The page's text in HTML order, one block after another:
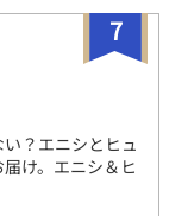
7
？エニシとヒュ
け。エニシ＆ヒ